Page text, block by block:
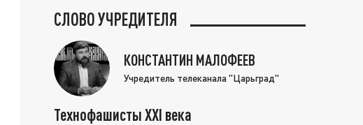
СЛОВО УЧРЕДИТЕЛЯ
КОНСТАНТИН МАЛОФЕЕВ
Учредитель телеканала "Царьград"
Технофашисты XXI века